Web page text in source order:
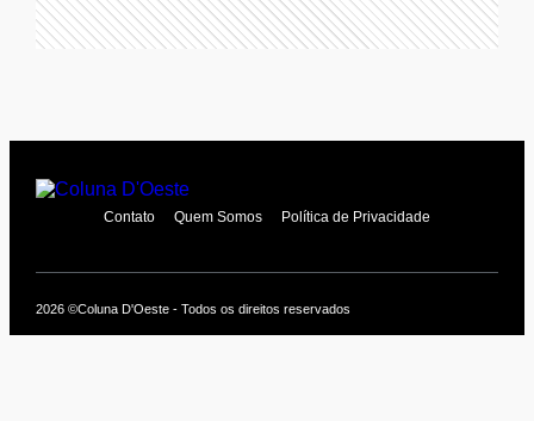
Contato Quem Somos Política de Privacidade
2026 ©Coluna D'Oeste - Todos os direitos reservados